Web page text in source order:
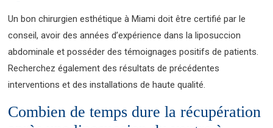
Un bon chirurgien esthétique à Miami doit être certifié par le
conseil, avoir des années d’expérience dans la liposuccion
abdominale et posséder des témoignages positifs de patients.
Recherchez également des résultats de précédentes
interventions et des installations de haute qualité.
Combien de temps dure la récupération